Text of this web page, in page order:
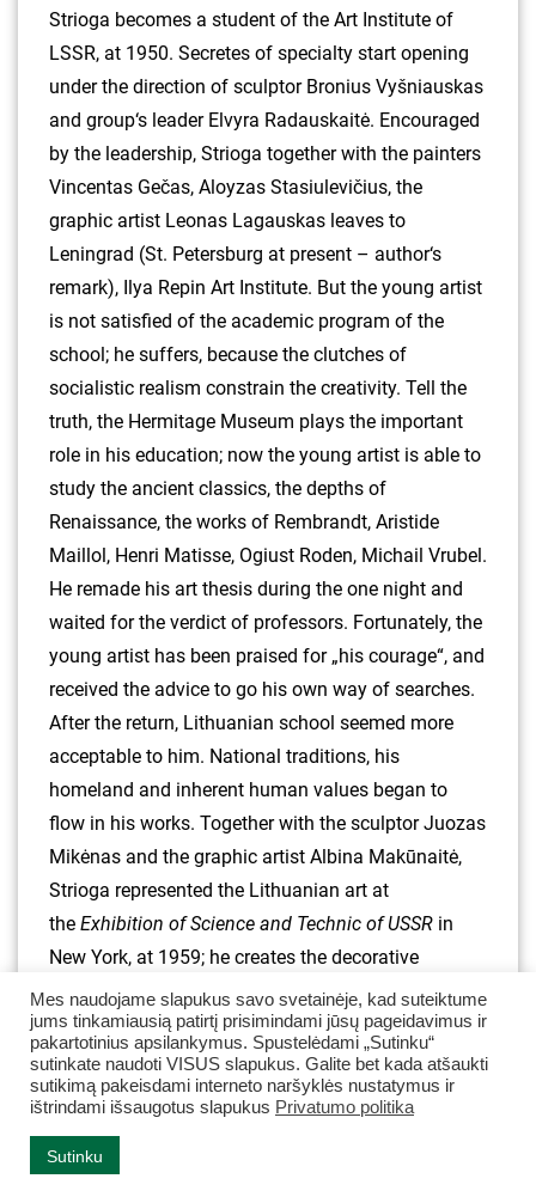
Strioga becomes a student of the Art Institute of
LSSR, at 1950. Secretes of specialty start opening
under the direction of sculptor Bronius Vyšniauskas
and group‘s leader Elvyra Radauskaitė. Encouraged
by the leadership, Strioga together with the painters
Vincentas Gečas, Aloyzas Stasiulevičius, the
graphic artist Leonas Lagauskas leaves to
Leningrad (St. Petersburg at present – author‘s
remark), Ilya Repin Art Institute. But the young artist
is not satisfied of the academic program of the
school; he suffers, because the clutches of
socialistic realism constrain the creativity. Tell the
truth, the Hermitage Museum plays the important
role in his education; now the young artist is able to
study the ancient classics, the depths of
Renaissance, the works of Rembrandt, Aristide
Maillol, Henri Matisse, Ogiust Roden, Michail Vrubel.
He remade his art thesis during the one night and
waited for the verdict of professors. Fortunately, the
young artist has been praised for „his courage“, and
received the advice to go his own way of searches.
After the return, Lithuanian school seemed more
acceptable to him. National traditions, his
homeland and inherent human values began to
flow in his works. Together with the sculptor Juozas
Mikėnas and the graphic artist Albina Makūnaitė,
Strioga represented the Lithuanian art at
the Exhibition of Science and Technic of USSR in
New York, at 1959; he creates the decorative
sculptures in the manner of cubism and sends his
marble sculpture „Anupras Longs for the Furrowed
Fields“ to the Soviet Lithuania‘s Art Exhibitionin
Moscow, at 1987.
of the sculptors Jadvyga Mozūraitė-Klemkienė and
Mes naudojame slapukus savo svetainėje, kad suteiktume
jums tinkamiausią patirtį prisimindami jūsų pageidavimus ir
pakartotinius apsilankymus. Spustelėdami „Sutinku“
sutinkate naudoti VISUS slapukus. Galite bet kada atšaukti
sutikimą pakeisdami interneto naršyklės nustatymus ir
ištrindami išsaugotus slapukus Privatumo politika
Sutinku